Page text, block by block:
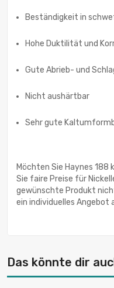
Beständigkeit in
Hohe Duktilität und
Gute Abrieb- und
Nicht aushärtbar
Sehr gute
Möchten Sie Haynes 188
Sie faire Preise für
gewünschte Produkt
ein individuelles Angebot
Das könnte dir